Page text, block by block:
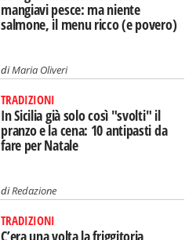
mangiavi pesce: ma niente
salmone, il menu ricco (e povero)
diMaria Oliveri
TRADIZIONI
In Sicilia già solo così "svolti" il
pranzo e la cena: 10 antipasti da
fare per Natale
diRedazione
TRADIZIONI
C’era una volta la friggitoria